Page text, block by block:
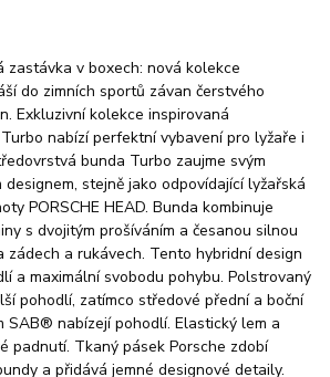
zastávka v boxech: nová kolekce
do zimních sportů závan čerstvého
Exkluzivní kolekce inspirovaná
nabízí perfektní vybavení pro lyžaře i
bunda Turbo zaujme svým
stejně jako odpovídající lyžařská
PORSCHE HEAD. Bunda kombinuje
s dvojitým prošíváním a česanou silnou
zádech a rukávech. Tento hybridní design
a maximální svobodu pohybu. Polstrovaný
pohodlí, zatímco středové přední a boční
SAB® nabízejí pohodlí. Elastický lem a
padnutí. Tkaný pásek Porsche zdobí
a přidává jemné designové detaily.